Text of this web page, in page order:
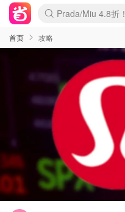
Prada/Miu 4.8折！
首页 攻略